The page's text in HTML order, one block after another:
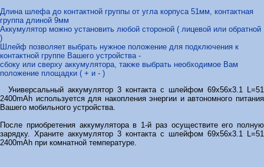
Длина шлефа до контактной группы от угла корпуса 51мм, контактная
группа длиной 9мм
Аккумулятор можно установить любой стороной ( лицевой или обратной
)
Шлейф позволяет выбрать нужное положение для подключения к
контактной группе Вашего устройства -
сбоку или сверху аккумулятора, также выбрать необходимое Вам
положение площадки ( + и - )
Универсальный аккумулятор 3 контакта с шлейфом 69x56x3.1 L=51
2400mAh используется для накопления энергии и автономного питания
Вашего мобильного устройства.
После приобретения аккумулятора в 1-й раз осуществите его полную
зарядку. Храните аккумулятор 3 контакта с шлейфом 69x56x3.1 L=51
2400mAh при комнатной температуре.